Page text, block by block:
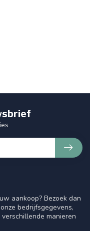
aankoop? Bezoek dan
bedrijfsgegevens,
manieren